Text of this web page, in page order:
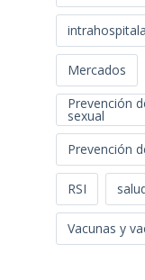
Mercados
Prevención
sexual
Prevención
RSI
Vacunas y